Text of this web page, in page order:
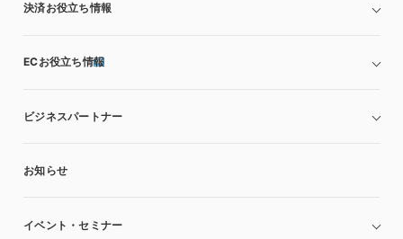
決済お役立ち情報
ECお役立ち情報
ビジネスパートナー
お知らせ
イベント・セミナー